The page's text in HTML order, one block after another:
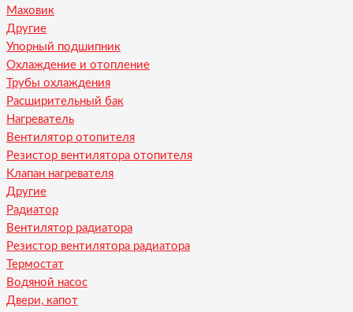
Маховик
Другие
Упорный подшипник
Охлаждение и отопление
Трубы охлаждения
Расширительный бак
Нагреватель
Вентилятор отопителя
Резистор вентилятора отопителя
Клапан нагревателя
Другие
Радиатор
Вентилятор радиатора
Резистор вентилятора радиатора
Термостат
Водяной насос
Двери, капот